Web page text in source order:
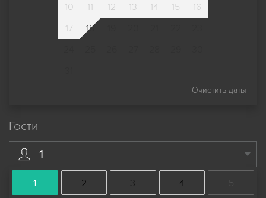
10
11 12 13 14 15
16
17
18
Очистить даты
Гости
1
1 2 3 4 5